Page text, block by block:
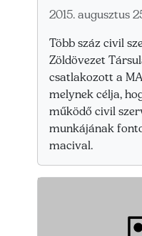
2015. augusztus
Több száz civil
Zöldövezet
csatlakozott a
melynek célja,
működő civil
munkájának
macival.